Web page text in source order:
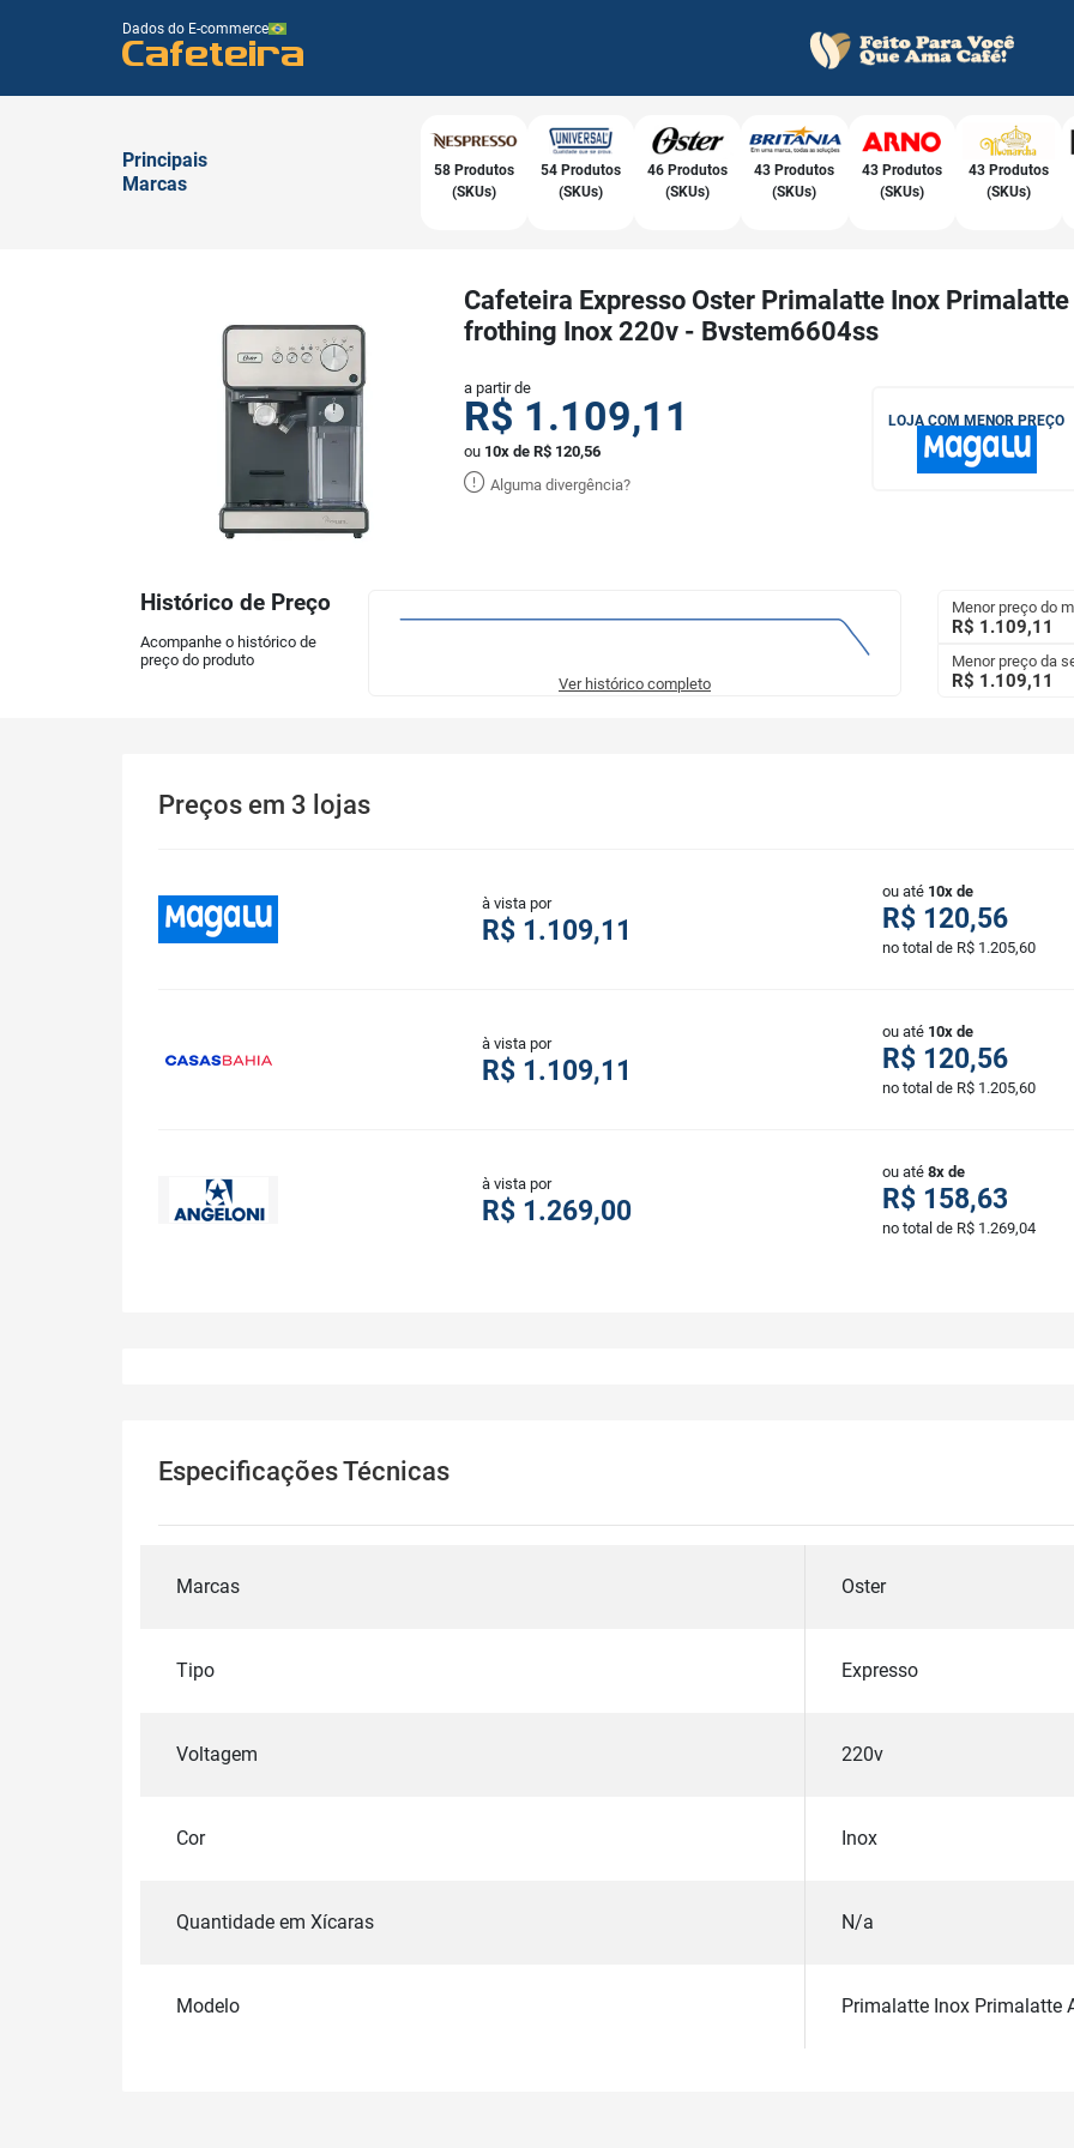
Dados do E-commerce
Cafeteira
Principais
Marcas
58 Produtos
(SKUs)
54 Produtos
(SKUs)
46 Produtos
(SKUs)
43 Produtos
(SKUs)
43 Produtos
(SKUs)
43 Produtos
(SKUs)
Cafeteira Expresso Oster Primalatte Inox
frothing Inox 220v - Bvstem6604ss
a partir de
R$ 1.109,11
ou 10x de R$ 120,56
Alguma divergência?
LOJA COM MENOR PREÇO
Histórico de Preço
Acompanhe o histórico de
preço do produto
Ver histórico completo
Menor preço do
R$ 1.109,11
Menor preço da
R$ 1.109,11
Preços em 3 lojas
à vista por
R$ 1.109,11
ou até 10x de
R$ 120,56
no total de R$ 1.205,60
à vista por
R$ 1.109,11
ou até 10x de
R$ 120,56
no total de R$ 1.205,60
à vista por
R$ 1.269,00
ou até 8x de
R$ 158,63
no total de R$ 1.269,04
Especificações Técnicas
Marcas Oster
Tipo Expresso
Voltagem 220v
Cor Inox
Quantidade em Xícaras N/a
Modelo Primalatte Inox Primalatte